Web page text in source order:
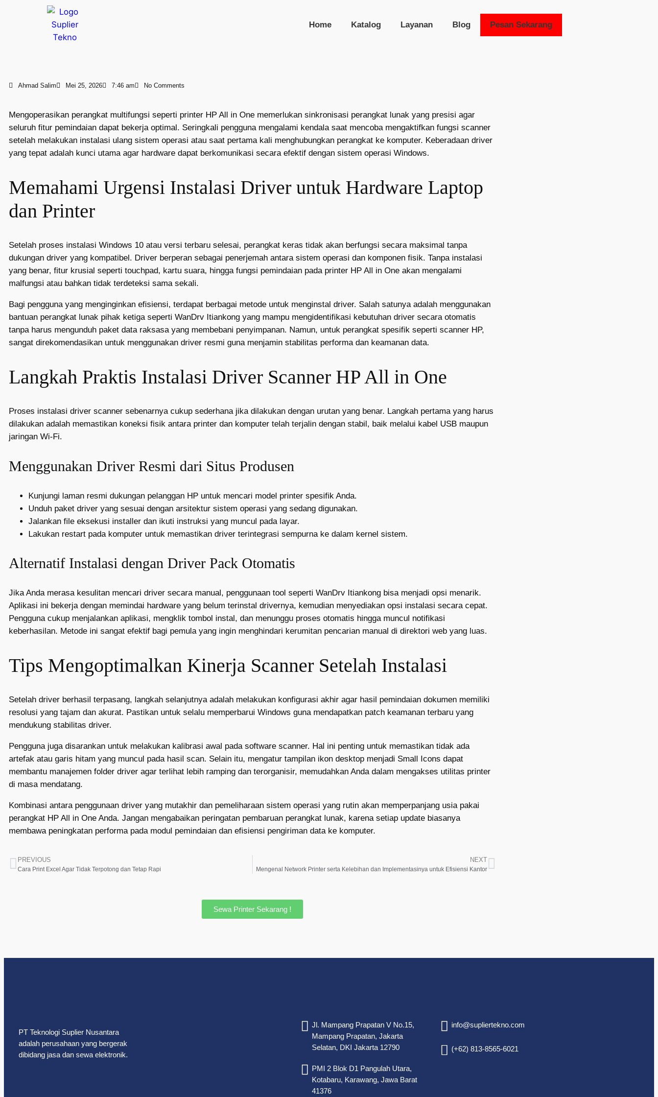
Home Katalog Layanan Blog Pesan Sekarang
Ahmad Salim Mei 25, 2026 7:46 am No Comments
Mengoperasikan perangkat multifungsi seperti printer HP All in One memerlukan sinkronisasi perangkat lunak yang presisi agar
seluruh fitur pemindaian dapat bekerja optimal. Seringkali pengguna mengalami kendala saat mencoba mengaktifkan fungsi scanner
setelah melakukan instalasi ulang sistem operasi atau saat pertama kali menghubungkan perangkat ke komputer. Keberadaan driver
yang tepat adalah kunci utama agar hardware dapat berkomunikasi secara efektif dengan sistem operasi Windows.
Memahami Urgensi Instalasi Driver untuk Hardware Laptop
dan Printer
Setelah proses instalasi Windows 10 atau versi terbaru selesai, perangkat keras tidak akan berfungsi secara maksimal tanpa
dukungan driver yang kompatibel. Driver berperan sebagai penerjemah antara sistem operasi dan komponen fisik. Tanpa instalasi
yang benar, fitur krusial seperti touchpad, kartu suara, hingga fungsi pemindaian pada printer HP All in One akan mengalami
malfungsi atau bahkan tidak terdeteksi sama sekali.
Bagi pengguna yang menginginkan efisiensi, terdapat berbagai metode untuk menginstal driver. Salah satunya adalah menggunakan
bantuan perangkat lunak pihak ketiga seperti WanDrv Itiankong yang mampu mengidentifikasi kebutuhan driver secara otomatis
tanpa harus mengunduh paket data raksasa yang membebani penyimpanan. Namun, untuk perangkat spesifik seperti scanner HP,
sangat direkomendasikan untuk menggunakan driver resmi guna menjamin stabilitas performa dan keamanan data.
Langkah Praktis Instalasi Driver Scanner HP All in One
Proses instalasi driver scanner sebenarnya cukup sederhana jika dilakukan dengan urutan yang benar. Langkah pertama yang harus
dilakukan adalah memastikan koneksi fisik antara printer dan komputer telah terjalin dengan stabil, baik melalui kabel USB maupun
jaringan Wi-Fi.
Menggunakan Driver Resmi dari Situs Produsen
Kunjungi laman resmi dukungan pelanggan HP untuk mencari model printer spesifik Anda.
Unduh paket driver yang sesuai dengan arsitektur sistem operasi yang sedang digunakan.
Jalankan file eksekusi installer dan ikuti instruksi yang muncul pada layar.
Lakukan restart pada komputer untuk memastikan driver terintegrasi sempurna ke dalam kernel sistem.
Alternatif Instalasi dengan Driver Pack Otomatis
Jika Anda merasa kesulitan mencari driver secara manual, penggunaan tool seperti WanDrv Itiankong bisa menjadi opsi menarik.
Aplikasi ini bekerja dengan memindai hardware yang belum terinstal drivernya, kemudian menyediakan opsi instalasi secara cepat.
Pengguna cukup menjalankan aplikasi, mengklik tombol instal, dan menunggu proses otomatis hingga muncul notifikasi
keberhasilan. Metode ini sangat efektif bagi pemula yang ingin menghindari kerumitan pencarian manual di direktori web yang luas.
Tips Mengoptimalkan Kinerja Scanner Setelah Instalasi
Setelah driver berhasil terpasang, langkah selanjutnya adalah melakukan konfigurasi akhir agar hasil pemindaian dokumen memiliki
resolusi yang tajam dan akurat. Pastikan untuk selalu memperbarui Windows guna mendapatkan patch keamanan terbaru yang
mendukung stabilitas driver.
Pengguna juga disarankan untuk melakukan kalibrasi awal pada software scanner. Hal ini penting untuk memastikan tidak ada
artefak atau garis hitam yang muncul pada hasil scan. Selain itu, mengatur tampilan ikon desktop menjadi Small Icons dapat
membantu manajemen folder driver agar terlihat lebih ramping dan terorganisir, memudahkan Anda dalam mengakses utilitas printer
di masa mendatang.
Kombinasi antara penggunaan driver yang mutakhir dan pemeliharaan sistem operasi yang rutin akan memperpanjang usia pakai
perangkat HP All in One Anda. Jangan mengabaikan peringatan pembaruan perangkat lunak, karena setiap update biasanya
membawa peningkatan performa pada modul pemindaian dan efisiensi pengiriman data ke komputer.
PREVIOUS
Cara Print Excel Agar Tidak Terpotong dan Tetap Rapi
NEXT
Mengenal Network Printer serta Kelebihan dan Implementasinya untuk Efisiensi Kantor
Sewa Printer Sekarang !
PT Teknologi Suplier Nusantara
adalah perusahaan yang bergerak
dibidang jasa dan sewa elektronik.
Jl. Mampang Prapatan V No.15,
Mampang Prapatan, Jakarta
Selatan, DKI Jakarta 12790
PMI 2 Blok D1 Pangulah Utara,
Kotabaru, Karawang, Jawa Barat
41376
info@supliertekno.com
(+62) 813-8565-6021